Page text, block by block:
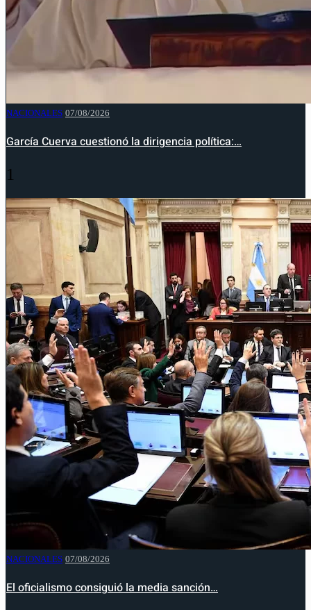
NACIONALES 07/08/2026
García Cuerva cuestionó la dirigencia política:…
1
NACIONALES 07/08/2026
El oficialismo consiguió la media sanción…